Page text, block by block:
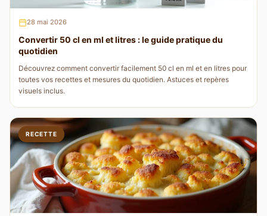
28 mai 2026
Convertir 50 cl en ml et litres : le guide pratique du
quotidien
Découvrez comment convertir facilement 50 cl en ml et en litres pour
toutes vos recettes et mesures du quotidien. Astuces et repères
visuels inclus.
RECETTE